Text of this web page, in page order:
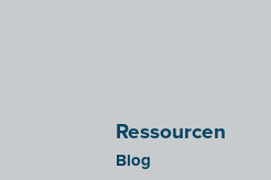
Ressourcen
Blog